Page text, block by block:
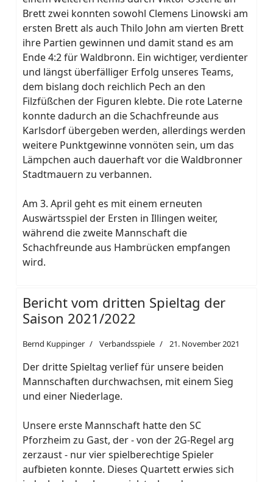
Brett zwei konnten sowohl Clemens Linowski am
ersten Brett als auch Thilo John am vierten Brett
ihre Partien gewinnen und damit stand es am
Ende 4:2 für Waldbronn. Ein wichtiger, verdienter
und längst überfälliger Erfolg unseres Teams,
dem bislang doch reichlich Pech an den
Filzfüßchen der Figuren klebte. Die rote Laterne
konnte dadurch an die Schachfreunde aus
Karlsdorf übergeben werden, allerdings werden
weitere Punktgewinne vonnöten sein, um das
Lämpchen auch dauerhaft vor die Waldbronner
Stadtmauern zu verbannen.
Am 3. April geht es mit einem erneuten
Auswärtsspiel der Ersten in Illingen weiter,
während die zweite Mannschaft die
Schachfreunde aus Hambrücken empfangen
wird.
Bericht vom dritten Spieltag der
Saison 2021/2022
Bernd Kuppinger Verbandsspiele 21. November 2021
Der dritte Spieltag verlief für unsere beiden
Mannschaften durchwachsen, mit einem Sieg
und einer Niederlage.
Unsere erste Mannschaft hatte den SC
Pforzheim zu Gast, der - von der 2G-Regel arg
zerzaust - nur vier spielberechtige Spieler
aufbieten konnte. Dieses Quartett erwies sich